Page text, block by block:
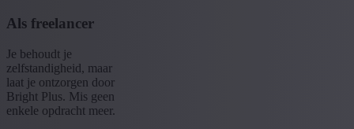
Als freelancer
Je behoudt je
zelfstandigheid, maar
laat je ontzorgen door
Bright Plus. Mis geen
enkele opdracht meer.